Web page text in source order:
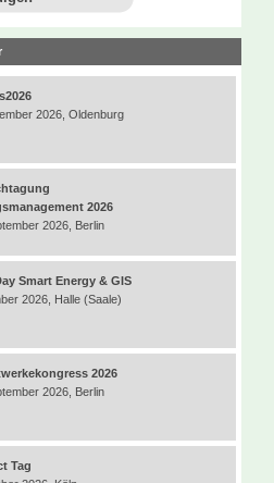
2026, Oldenburg
2026
2026, Berlin
Smart Energy & GIS
2026, Halle (Saale)
2026
2026, Berlin
Tag